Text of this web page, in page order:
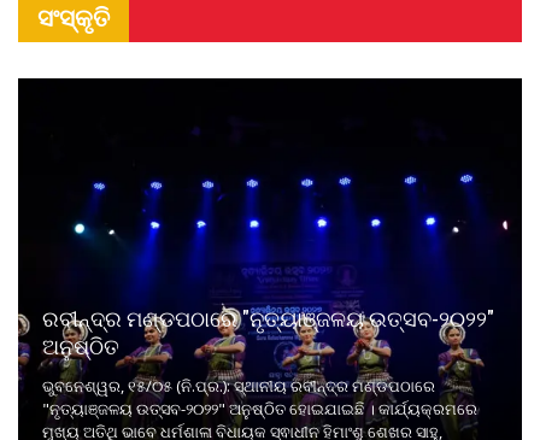
ସଂସ୍କୃତି
ରବୀନ୍ଦ୍ର ମଣ୍ଡପଠାରେ "ନୃତ୍ୟାଞ୍ଜଳୟ ଉତ୍ସବ-୨୦୨୨"
ଅନୁଷ୍ଠିତ
ଭୁବନେଶ୍ୱର, ୧୫/୦୫ (ନି.ପ୍ର.): ସ୍ଥାନୀୟ ରବୀନ୍ଦ୍ର ମଣ୍ଡପଠାରେ
"ନୃତ୍ୟାଞ୍ଜଳୟ ଉତ୍ସବ-୨୦୨୨" ଅନୁଷ୍ଠିତ ହୋଇଯାଇଛି । କାର୍ଯ୍ୟକ୍ରମରେ
ମୁଖ୍ୟ ଅତିଥି ଭାବେ ଧର୍ମଶାଳା ବିଧାୟକ ସ୍ଵାଧୀନ ହିମାଂଶୁ ଶେଖର ସାହୁ,